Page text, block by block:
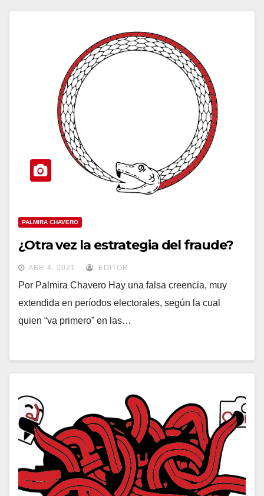
PALMIRA CHAVERO
¿Otra vez la estrategia del fraude?
ABR 4, 2021 EDITOR
Por Palmira Chavero Hay una falsa creencia, muy
extendida en períodos electorales, según la cual
quien “va primero” en las…